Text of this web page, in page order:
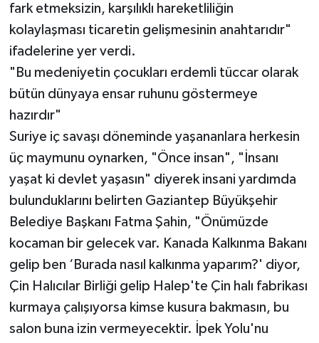
fark etmeksizin, karşılıklı hareketliliğin
kolaylaşması ticaretin gelişmesinin anahtarıdır"
ifadelerine yer verdi.
"Bu medeniyetin çocukları erdemli tüccar olarak
bütün dünyaya ensar ruhunu göstermeye
hazırdır"
Suriye iç savaşı döneminde yaşananlara herkesin
üç maymunu oynarken, "Önce insan", "İnsanı
yaşat ki devlet yaşasın" diyerek insani yardımda
bulunduklarını belirten Gaziantep Büyükşehir
Belediye Başkanı Fatma Şahin, "Önümüzde
kocaman bir gelecek var. Kanada Kalkınma Bakanı
gelip ben ‘Burada nasıl kalkınma yaparım?' diyor,
Çin Halıcılar Birliği gelip Halep'te Çin halı fabrikası
kurmaya çalışıyorsa kimse kusura bakmasın, bu
salon buna izin vermeyecektir. İpek Yolu'nu